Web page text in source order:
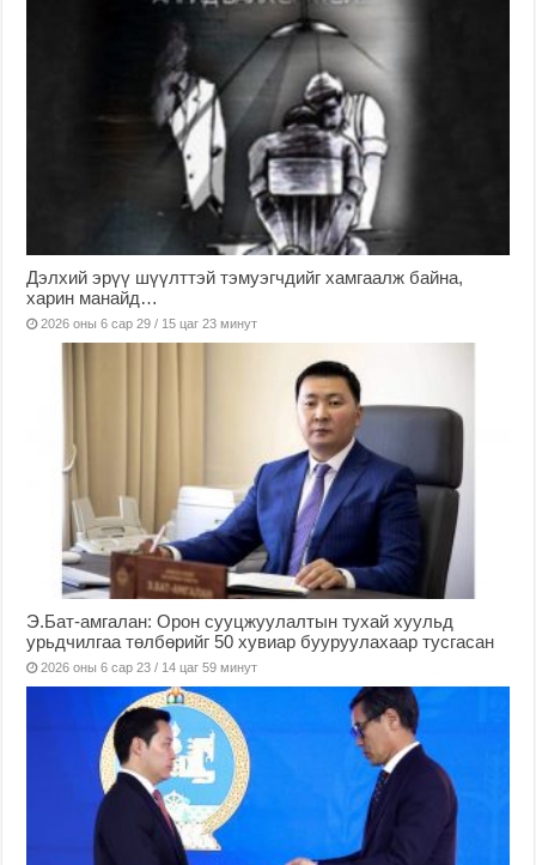
Дэлхий эрүү шүүлттэй тэмуэгчдийг хамгаалж байна,
харин манайд…
2026 оны 6 сар 29 / 15 цаг 23 минут
Э.Бат-амгалан: Орон сууцжуулалтын тухай хуульд
урьдчилгаа төлбөрийг 50 хувиар бууруулахаар тусгасан
2026 оны 6 сар 23 / 14 цаг 59 минут